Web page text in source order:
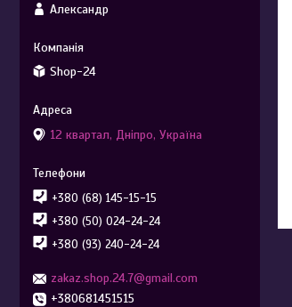
Александр
Shop-24
12 квартал, Дніпро, Україна
+380 (68) 145-15-15
+380 (50) 024-24-24
+380 (93) 240-24-24
zakaz.shop.24.7@gmail.com
+380681451515